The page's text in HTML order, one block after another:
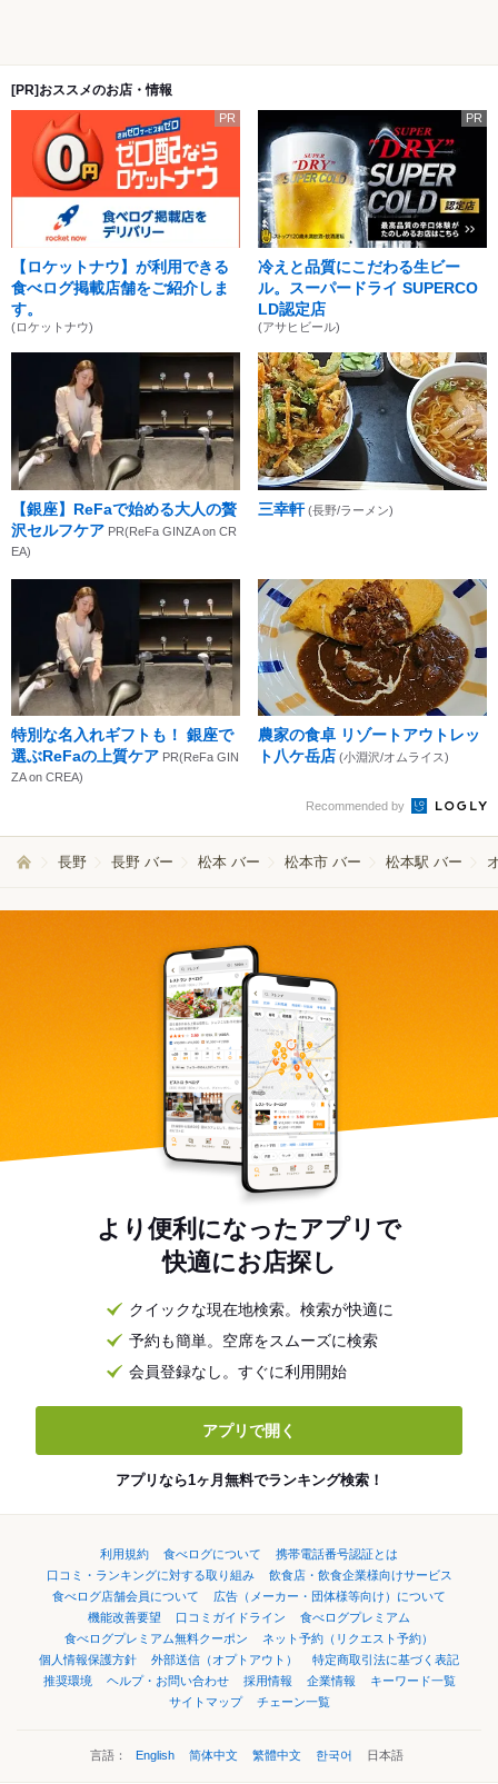
[PR]おススメのお店・情報
PR
【ロケットナウ】が利用できる
食べログ掲載店舗をご紹介しま
す。
(ロケットナウ)
PR
冷えと品質にこだわる生ビー
ル。スーパードライ SUPERCO
LD認定店
(アサヒビール)
【銀座】ReFaで始める大人の贅
沢セルフケア PR(ReFa GINZA on CR
EA)
三幸軒 (長野/ラーメン)
特別な名入れギフトも！ 銀座で
選ぶReFaの上質ケア PR(ReFa GIN
ZA on CREA)
農家の食卓 リゾートアウトレッ
ト八ケ岳店 (小淵沢/オムライス)
Recommended by
長野 長野 バー 松本 バー 松本市 バー 松本駅 バー
より便利になったアプリで
快適にお店探し
クイックな現在地検索。検索が快適に
予約も簡単。空席をスムーズに検索
会員登録なし。すぐに利用開始
アプリで開く
アプリなら1ヶ月無料でランキング検索！
利用規約 食べログについて
携帯電話番号認証とは
口コミ・ランキングに対する取り組み
飲食店・飲食企業様向けサービス
食べログ店舗会員について
広告（メーカー・団体様等向け）について
機能改善要望
口コミガイドライン
食べログプレミアム
食べログプレミアム無料クーポン
ネット予約（リクエスト予約）
個人情報保護方針
外部送信（オプトアウト）
特定商取引法に基づく表記
推奨環境
ヘルプ・お問い合わせ 採用情報 企業情報
キーワード一覧
サイトマップ
チェーン一覧
言語： English 简体中文 繁體中文 한국어 日本語